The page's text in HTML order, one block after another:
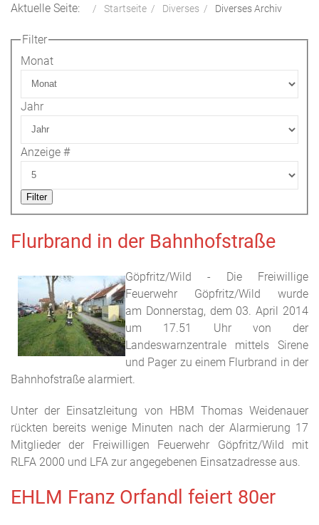
Aktuelle Seite: Startseite Diverses Diverses Archiv
Filter
Monat
Jahr
Anzeige #
Filter
Flurbrand in der Bahnhofstraße
Göpfritz/Wild - Die Freiwillige
Feuerwehr Göpfritz/Wild wurde
am Donnerstag, dem 03. April 2014
um 17.51 Uhr von der
Landeswarnzentrale mittels Sirene
und Pager zu einem Flurbrand in der
Bahnhofstraße alarmiert.
Unter der Einsatzleitung von HBM Thomas Weidenauer
rückten bereits wenige Minuten nach der Alarmierung 17
Mitglieder der Freiwilligen Feuerwehr Göpfritz/Wild mit
RLFA 2000 und LFA zur angegebenen Einsatzadresse aus.
EHLM Franz Orfandl feiert 80er